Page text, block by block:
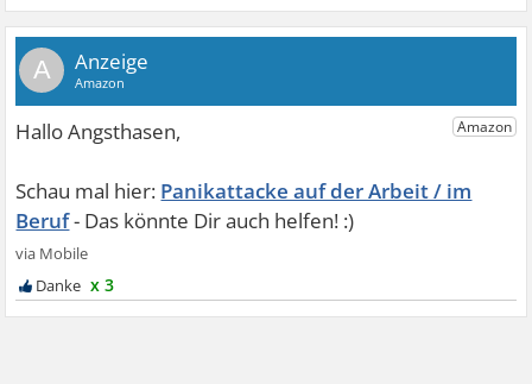
A
Panikattacke auf der Arbeit / im
Beruf
x 3